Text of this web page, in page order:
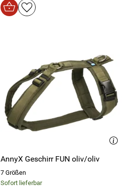
AnnyX Geschirr FUN oliv/oliv
7 Größen
Sofort lieferbar